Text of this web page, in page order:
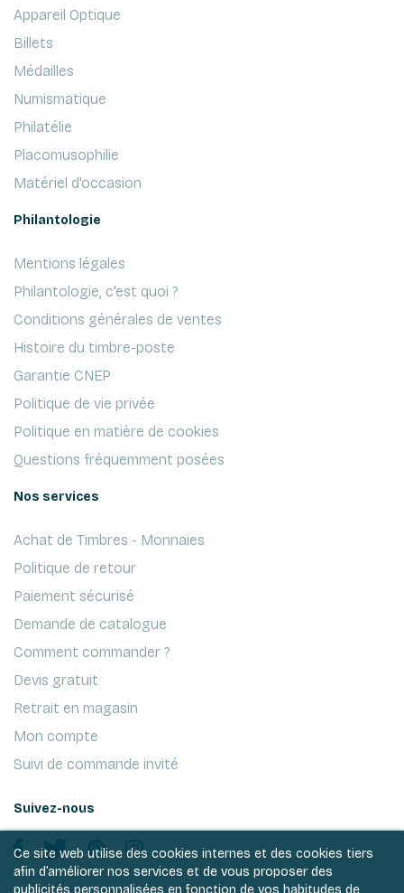
Appareil Optique
Billets
Médailles
Numismatique
Philatélie
Placomusophilie
Matériel d'occasion
Philantologie
Mentions légales
Philantologie, c'est quoi ?
Conditions générales de ventes
Histoire du timbre-poste
Garantie CNEP
Politique de vie privée
Politique en matière de cookies
Questions fréquemment posées
Nos services
Achat de Timbres - Monnaies
Politique de retour
Paiement sécurisé
Demande de catalogue
Comment commander ?
Devis gratuit
Retrait en magasin
Mon compte
Suivi de commande invité
Suivez-nous
Ce site web utilise des cookies internes et des cookies tiers
afin d’améliorer nos services et de vous proposer des
publicités personnalisées en fonction de vos habitudes de